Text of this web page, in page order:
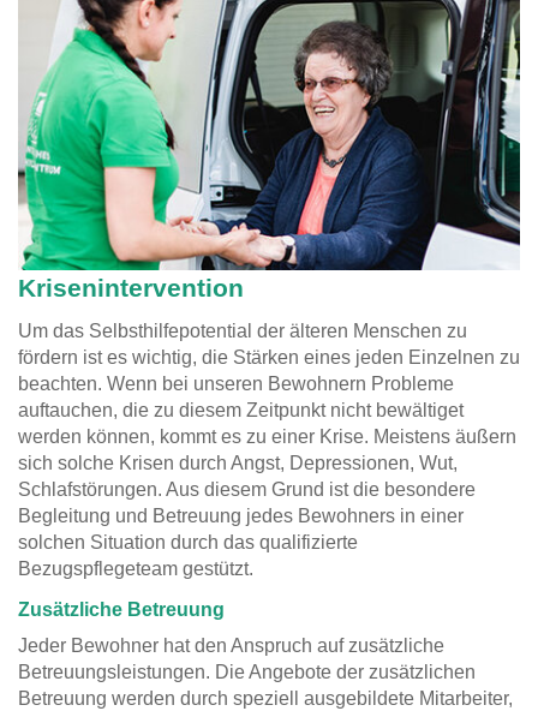
Krisenintervention
Um das Selbsthilfepotential der älteren Menschen zu
fördern ist es wichtig, die Stärken eines jeden Einzelnen zu
beachten. Wenn bei unseren Bewohnern Probleme
auftauchen, die zu diesem Zeitpunkt nicht bewältiget
werden können, kommt es zu einer Krise. Meistens äußern
sich solche Krisen durch Angst, Depressionen, Wut,
Schlafstörungen. Aus diesem Grund ist die besondere
Begleitung und Betreuung jedes Bewohners in einer
solchen Situation durch das qualifizierte
Bezugspflegeteam gestützt.
Zusätzliche Betreuung
Jeder Bewohner hat den Anspruch auf zusätzliche
Betreuungsleistungen. Die Angebote der zusätzlichen
Betreuung werden durch speziell ausgebildete Mitarbeiter,